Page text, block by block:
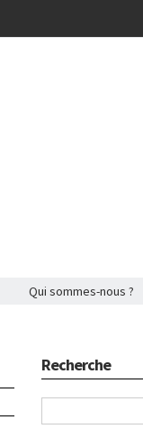
Qui sommes-nous ?
Recherche